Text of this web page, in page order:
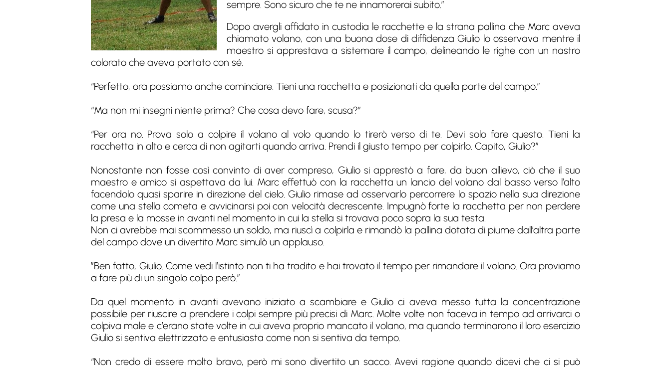
sempre. Sono sicuro che te ne innamorerai subito.”
Dopo avergli affidato in custodia le racchette e la strana pallina che Marc aveva
chiamato volano, con una buona dose di diffidenza Giulio lo osservava mentre il
maestro si apprestava a sistemare il campo, delineando le righe con un nastro
colorato che aveva portato con sé.
“Perfetto, ora possiamo anche cominciare. Tieni una racchetta e posizionati da quella parte del campo.”
“Ma non mi insegni niente prima? Che cosa devo fare, scusa?”
“Per ora no. Prova solo a colpire il volano al volo quando lo tirerò verso di te. Devi solo fare questo. Tieni la
racchetta in alto e cerca di non agitarti quando arriva. Prendi il giusto tempo per colpirlo. Capito, Giulio?”
Nonostante non fosse così convinto di aver compreso, Giulio si apprestò a fare, da buon allievo, ciò che il suo
maestro e amico si aspettava da lui. Marc effettuò con la racchetta un lancio del volano dal basso verso l’alto
facendolo quasi sparire in direzione del cielo. Giulio rimase ad osservarlo percorrere lo spazio nella sua direzione
come una stella cometa e avvicinarsi poi con velocità decrescente. Impugnò forte la racchetta per non perdere
la presa e la mosse in avanti nel momento in cui la stella si trovava poco sopra la sua testa.
Non ci avrebbe mai scommesso un soldo, ma riuscì a colpirla e rimandò la pallina dotata di piume dall’altra parte
del campo dove un divertito Marc simulò un applauso.
”Ben fatto, Giulio. Come vedi l’istinto non ti ha tradito e hai trovato il tempo per rimandare il volano. Ora proviamo
a fare più di un singolo colpo però.”
Da quel momento in avanti avevano iniziato a scambiare e Giulio ci aveva messo tutta la concentrazione
possibile per riuscire a prendere i colpi sempre più precisi di Marc. Molte volte non faceva in tempo ad arrivarci o
colpiva male e c’erano state volte in cui aveva proprio mancato il volano, ma quando terminarono il loro esercizio
Giulio si sentiva elettrizzato e entusiasta come non si sentiva da tempo.
“Non credo di essere molto bravo, però mi sono divertito un sacco. Avevi ragione quando dicevi che ci si può